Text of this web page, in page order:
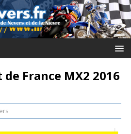
France MX2 2016